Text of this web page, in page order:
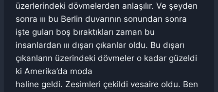
üzerlerindeki dövmelerden anlaşılır. Ve şeyden
sonra ııı bu Berlin duvarının sonundan sonra
işte guları boş bıraktıkları zaman bu
insanlardan ııı dışarı çıkanlar oldu. Bu dışarı
çıkanların üzerindeki dövmeler o kadar güzeldi
ki Amerika’da moda
haline geldi. Zesimleri çekildi vesaire oldu. Ben